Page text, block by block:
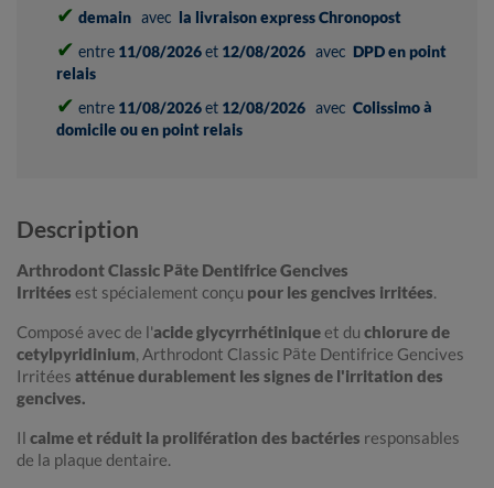
✔ demain avec la livraison express Chronopost
✔ entre 11/08/2026et 12/08/2026 avec DPD en point
relais
✔ entre 11/08/2026et 12/08/2026 avec Colissimo à
domicile ou en point relais
Description
Arthrodont Classic Pâte Dentifrice Gencives
Irritées est spécialement conçu pour les gencives irritées.
Composé avec de l'acide glycyrrhétiniqueet du chlorure de
cetylpyridinium, Arthrodont Classic Pâte Dentifrice Gencives
Irritées atténue durablement les signes de l'irritation des
gencives.
Il calme et réduit la prolifération des bactéries responsables
de la plaque dentaire.